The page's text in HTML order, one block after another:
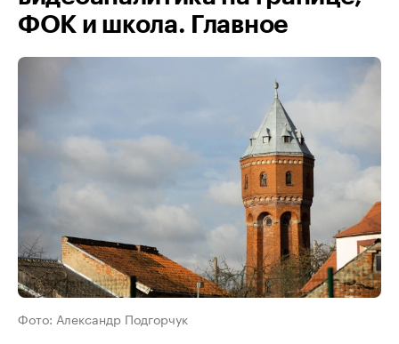
ФОК и школа. Главное
Фото: Александр Подгорчук